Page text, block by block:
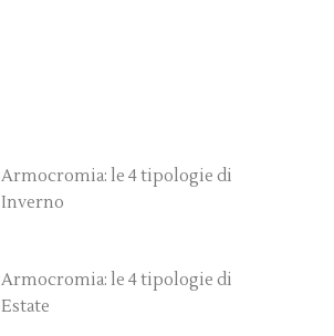
Armocromia: le 4 tipologie di
Inverno
Armocromia: le 4 tipologie di
Estate